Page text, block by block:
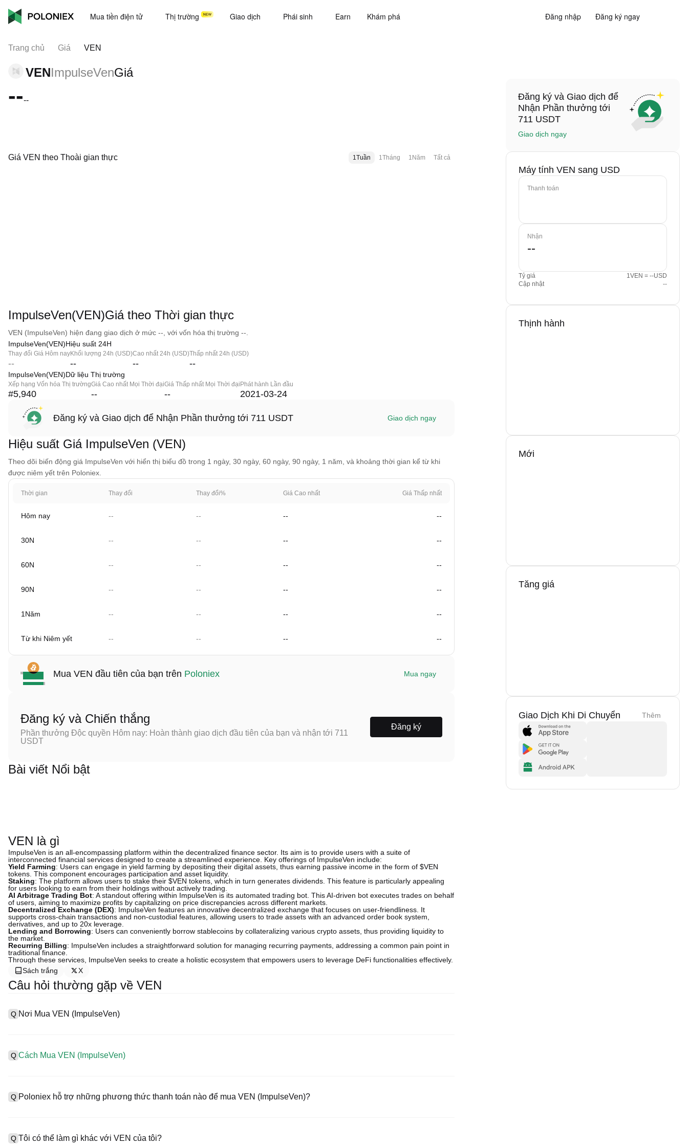
Mua tiền điện tử Thị trường Giao dịch Phái sinh Earn Khám phá Đăng nhập Đăng ký ngay
Trang chủ Giá VEN
VENImpulseVenGiá
----
Giá VEN theo Thoài gian thực 1Tuần 1Tháng 1Năm Tất cả
ImpulseVen(VEN)Giá theo Thời gian thực
VEN (ImpulseVen) hiện đang giao dịch ở mức --, với vốn hóa thị trường --.
ImpulseVen(VEN)Hiệu suất 24H
Thay đổi Giá Hôm nay
--
Khối lượng 24h (USD)
--
Cao nhất 24h (USD)
--
Thấp nhất 24h (USD)
--
ImpulseVen(VEN)Dữ liệu Thị trường
Xếp hạng Vốn hóa Thị trường
#5,940
Giá Cao nhất Mọi Thời đại
--
Giá Thấp nhất Mọi Thời đại
--
Phát hành Lần đầu
2021-03-24
Đăng ký và Giao dịch để Nhận Phần thưởng tới 711 USDT Giao dịch ngay
Hiệu suất Giá ImpulseVen (VEN)
Theo dõi biến động giá ImpulseVen với hiển thị biểu đồ trong 1 ngày, 30 ngày, 60 ngày, 90 ngày, 1 năm, và khoảng thời gian kể từ khi
được niêm yết trên Poloniex.
Thời gian Thay đổi Thay đổi% Giá Cao nhất Giá Thấp nhất
Hôm nay -- -- -- --
30N -- -- -- --
60N -- -- -- --
90N -- -- -- --
1Năm -- -- -- --
Từ khi Niêm yết -- -- -- --
Mua VEN đầu tiên của bạn trên Poloniex Mua ngay
Đăng ký và Chiến thắng
Phần thưởng Độc quyền Hôm nay: Hoàn thành giao dịch đầu tiên của bạn và nhận tới 711
USDT
Đăng ký
Bài viết Nổi bật
VEN là gì
ImpulseVen is an all-encompassing platform within the decentralized finance sector. Its aim is to provide users with a suite of
interconnected financial services designed to create a streamlined experience. Key offerings of ImpulseVen include:
Yield Farming: Users can engage in yield farming by depositing their digital assets, thus earning passive income in the form of $VEN
tokens. This component encourages participation and asset liquidity.
Staking: The platform allows users to stake their $VEN tokens, which in turn generates dividends. This feature is particularly appealing
for users looking to earn from their holdings without actively trading.
AI Arbitrage Trading Bot: A standout offering within ImpulseVen is its automated trading bot. This AI-driven bot executes trades on behalf
of users, aiming to maximize profits by capitalizing on price discrepancies across different markets.
Decentralized Exchange (DEX): ImpulseVen features an innovative decentralized exchange that focuses on user-friendliness. It
supports cross-chain transactions and non-custodial features, allowing users to trade assets with an advanced order book system,
derivatives, and up to 20x leverage.
Lending and Borrowing: Users can conveniently borrow stablecoins by collateralizing various crypto assets, thus providing liquidity to
the market.
Recurring Billing: ImpulseVen includes a straightforward solution for managing recurring payments, addressing a common pain point in
traditional finance.
Through these services, ImpulseVen seeks to create a holistic ecosystem that empowers users to leverage DeFi functionalities effectively.
Sách trắng
X
Câu hỏi thường gặp về VEN
Q Nơi Mua VEN (ImpulseVen)
cung cấp giao diện thân thiện với người dùng, thanh khoản cao và nhiều công cụ giao dịch đa dạng để đơn giản hóa việc giao dịch. Ví
dụ: Poloniex hỗ trợ giao dịch nhiều tiền kỹ thuật số khác nhau, bao gồm VEN, và cung cấp phí giao dịch cạnh tranh.
1. Tạo tài khoản và hoàn thành xác minh KYC.
2. Nạp tiền vào tài khoản bằng tiền pháp định và tiền kỹ thuật số.
Q Cách Mua VEN (ImpulseVen)
(ImpulseVen) và nhiều loại tài sản kỹ thuật số chất lượng cao.
Q Poloniex hỗ trợ những phương thức thanh toán nào để mua VEN (ImpulseVen)?
1) Thẻ Tín dụng/Ghi nợ (như Visa và Mastercard) để mua stablecoin (ví dụ: USDT) ngay lập tức.
Q Tôi có thể làm gì khác với VEN của tôi?
Đăng ký và Giao dịch để
Nhận Phần thưởng tới
711 USDT
Giao dịch ngay
Máy tính VEN sang USD
Thanh toán
Nhận
Tỷ giá
1VEN = --USD
Cập nhật
--
Thịnh hành
Mới
Tăng giá
Giao Dịch Khi Di Chuyển Thêm